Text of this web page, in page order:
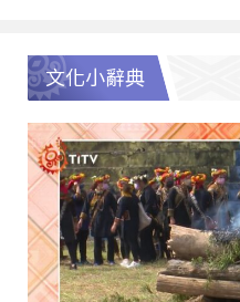
文化小辭典